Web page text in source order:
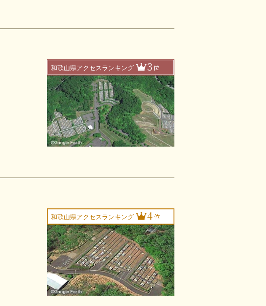
和歌山県アクセスランキング 3位
和歌山県アクセスランキング 4位